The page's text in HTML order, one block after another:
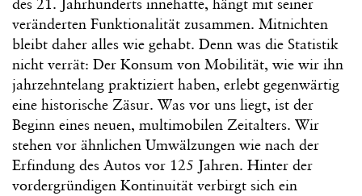
des 21. Jahrhunderts innehatte, hängt mit seiner
veränderten Funktionalität zusammen. Mitnichten
bleibt daher alles wie gehabt. Denn was die Statistik
nicht verrät: Der Konsum von Mobilität, wie wir ihn
jahrzehntelang praktiziert haben, erlebt gegenwärtig
eine historische Zäsur. Was vor uns liegt, ist der
Beginn eines neuen, multimobilen Zeitalters. Wir
stehen vor ähnlichen Umwälzungen wie nach der
Erfindung des Autos vor 125 Jahren. Hinter der
vordergründigen Kontinuität verbirgt sich ein